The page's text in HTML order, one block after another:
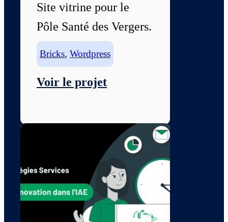
Site vitrine pour le
Pôle Santé des Vergers.
Bricks, Wordpress
Voir le projet